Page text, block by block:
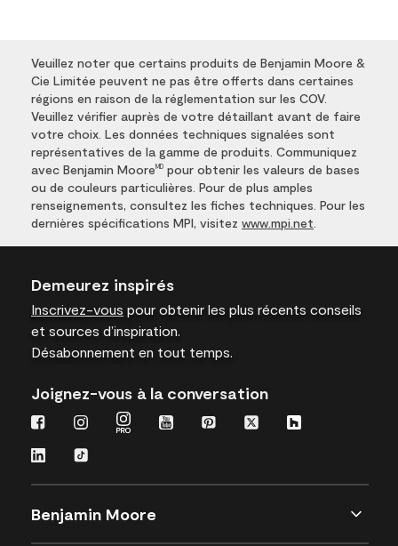
Veuillez noter que certains produits de Benjamin Moore &
Cie Limitée peuvent ne pas être offerts dans certaines
régions en raison de la réglementation sur les COV.
Veuillez vérifier auprès de votre détaillant avant de faire
votre choix. Les données techniques signalées sont
représentatives de la gamme de produits. Communiquez
avec Benjamin Moore MD pour obtenir les valeurs de bases
ou de couleurs particulières. Pour de plus amples
renseignements, consultez les fiches techniques. Pour les
dernières spécifications MPI, visitez www.mpi.net
Demeurez inspirés
Inscrivez-vous pour obtenir les plus récents conseils
et sources d’inspiration.
Désabonnement en tout temps.
Joignez-vous à la conversation
Benjamin Moore